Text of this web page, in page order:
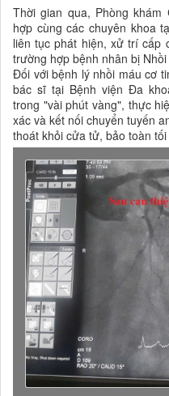
Thời gian qua, Phòng
hợp cùng các chuyên khoa
liên tục phát hiện, xử trí cấp
trường hợp bệnh nhân bị
Đối với bệnh lý nhồi máu cơ
bác sĩ tại Bệnh viện Đa
trong "vài phút vàng", thực
xác và kết nối chuyển tuyến
thoát khỏi cửa tử, bảo toàn